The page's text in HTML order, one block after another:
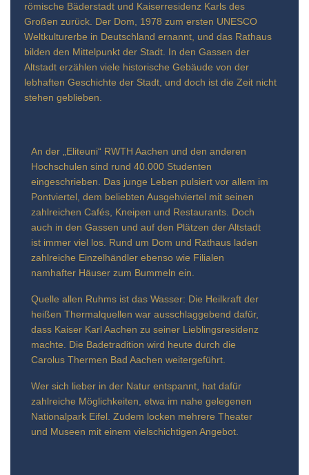
römische Bäderstadt und Kaiserresidenz Karls des
Großen zurück. Der Dom, 1978 zum ersten UNESCO
Weltkulturerbe in Deutschland ernannt, und das Rathaus
bilden den Mittelpunkt der Stadt. In den Gassen der
Altstadt erzählen viele historische Gebäude von der
lebhaften Geschichte der Stadt, und doch ist die Zeit nicht
stehen geblieben.
An der „Eliteuni“ RWTH Aachen und den anderen
Hochschulen sind rund 40.000 Studenten
eingeschrieben. Das junge Leben pulsiert vor allem im
Pontviertel, dem beliebten Ausgehviertel mit seinen
zahlreichen Cafés, Kneipen und Restaurants. Doch
auch in den Gassen und auf den Plätzen der Altstadt
ist immer viel los. Rund um Dom und Rathaus laden
zahlreiche Einzelhändler ebenso wie Filialen
namhafter Häuser zum Bummeln ein.
Quelle allen Ruhms ist das Wasser: Die Heilkraft der
heißen Thermalquellen war ausschlaggebend dafür,
dass Kaiser Karl Aachen zu seiner Lieblingsresidenz
machte. Die Badetradition wird heute durch die
Carolus Thermen Bad Aachen weitergeführt.
Wer sich lieber in der Natur entspannt, hat dafür
zahlreiche Möglichkeiten, etwa im nahe gelegenen
Nationalpark Eifel. Zudem locken mehrere Theater
und Museen mit einem vielschichtigen Angebot.